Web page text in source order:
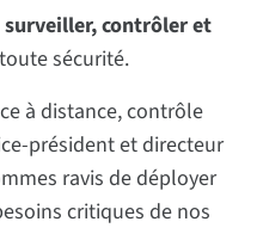
surveiller, contrôler et
sécurité.
à distance, contrôle
président et directeur
ravis de déployer
critiques de nos